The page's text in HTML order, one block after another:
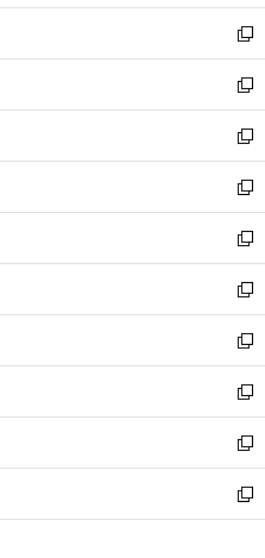
し
い
ウ
ィ
ン
ド
ウ
で
開
く
新
し
い
ウ
ィ
ン
ド
ウ
で
開
く
新
し
い
ウ
ィ
ン
ド
ウ
で
開
く
新
し
い
ウ
ィ
ン
ド
ウ
で
開
く
新
し
い
ウ
ィ
ン
ド
ウ
で
開
く
新
し
い
ウ
ィ
ン
ド
ウ
で
開
く
新
し
い
ウ
ィ
ン
ド
ウ
で
開
新
し
い
ウ
ィ
ン
ド
ウ
新
し
い
ウ
ィ
ン
新
し
い
ウ
新
し